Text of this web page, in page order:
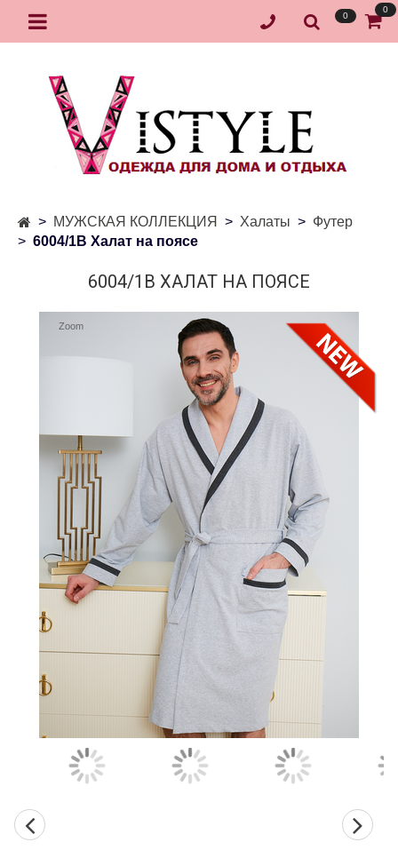
0
0
МУЖСКАЯ КОЛЛЕКЦИЯ Халаты
Футер
6004/1В Халат на поясе
6004/1В ХАЛАТ НА ПОЯСЕ
Zoom